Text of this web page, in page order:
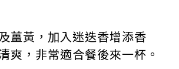
薑黃，加入迷迭香增添香
爽，非常適合餐後來一杯。